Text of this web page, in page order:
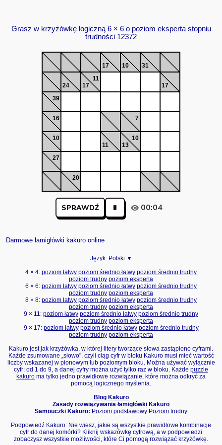
Grasz w krzyżówkę logiczną 6 × 6 o poziom eksperta stopniu
trudności 12372
17 10 31
24
11
17
17
39
16 7
10
11
10
13
27
20
SPRAWDŹ 00:04
Darmowe łamigłówki kakuro online
Język: Polski ▼
4 × 4: poziom łatwy poziom średnio łatwy poziom średnio trudny
poziom trudny poziom eksperta
6 × 6: poziom łatwy poziom średnio łatwy poziom średnio trudny
poziom trudny poziom eksperta
8 × 8: poziom łatwy poziom średnio łatwy poziom średnio trudny
poziom trudny poziom eksperta
9 × 11: poziom łatwy poziom średnio łatwy poziom średnio trudny
poziom trudny poziom eksperta
9 × 17: poziom łatwy poziom średnio łatwy poziom średnio trudny
poziom trudny poziom eksperta
Kakuro jest jak krzyżówka, w której litery tworzące słowa zastąpiono cyframi.
Każde zsumowane „słowo", czyli ciąg cyfr w bloku Kakuro musi mieć wartość
liczby wskazanej w pionowym lub poziomym bloku. Można używać wyłącznie
cyfr: od 1 do 9, a danej cyfry można użyć tylko raz w bloku. Każde puzzle
kakuro ma tylko jedno prawidłowe rozwiązanie, które można odkryć za
pomocą logicznego myślenia.
Blog Kakuro
Zasady rozwiązywania łamigłówki Kakuro
Samouczki Kakuro: Poziom podstawowy Poziom trudny
Podpowiedź Kakuro: Nie wiesz, jakie są wszystkie prawidłowe kombinacje
cyfr do danej komórki? Kliknij wskazówkę cyfrową, a w podpowiedzi
zobaczysz wszystkie możliwości, które Ci pomogą rozwiązać krzyżówkę.